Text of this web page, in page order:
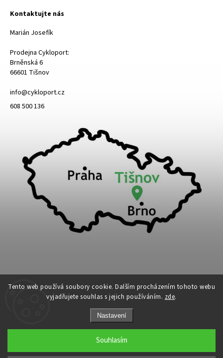
Tento web používá soubory cookie. Dalším procházením tohoto webu
vyjadřujete souhlas s jejich používáním. zde.
Nastavení
Souhlasím
Kontaktujte nás
Marián Josefík
Prodejna Cykloport:
Brněnská 6
66601 Tišnov
info@cykloport.cz
608 500 136
Cykloport. Všechna práva vyhrazena.
Upravit nastavení cookies